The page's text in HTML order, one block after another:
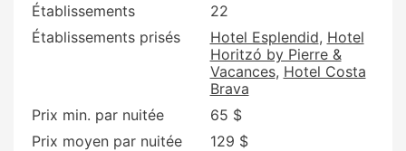
Établissements
22
Établissements prisés
Hotel Esplendid Hotel
Horitzó by Pierre &
Vacances Hotel Costa
Brava
Prix min. par nuitée
65 $
Prix moyen par nuitée
129 $